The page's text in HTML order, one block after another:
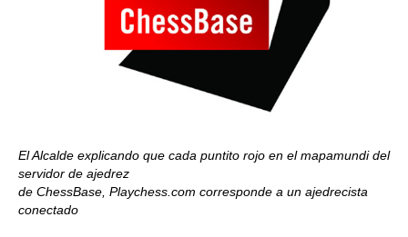
El Alcalde explicando que cada puntito rojo en el mapamundi del
servidor de ajedrez
de ChessBase, Playchess.com corresponde a un ajedrecista
conectado